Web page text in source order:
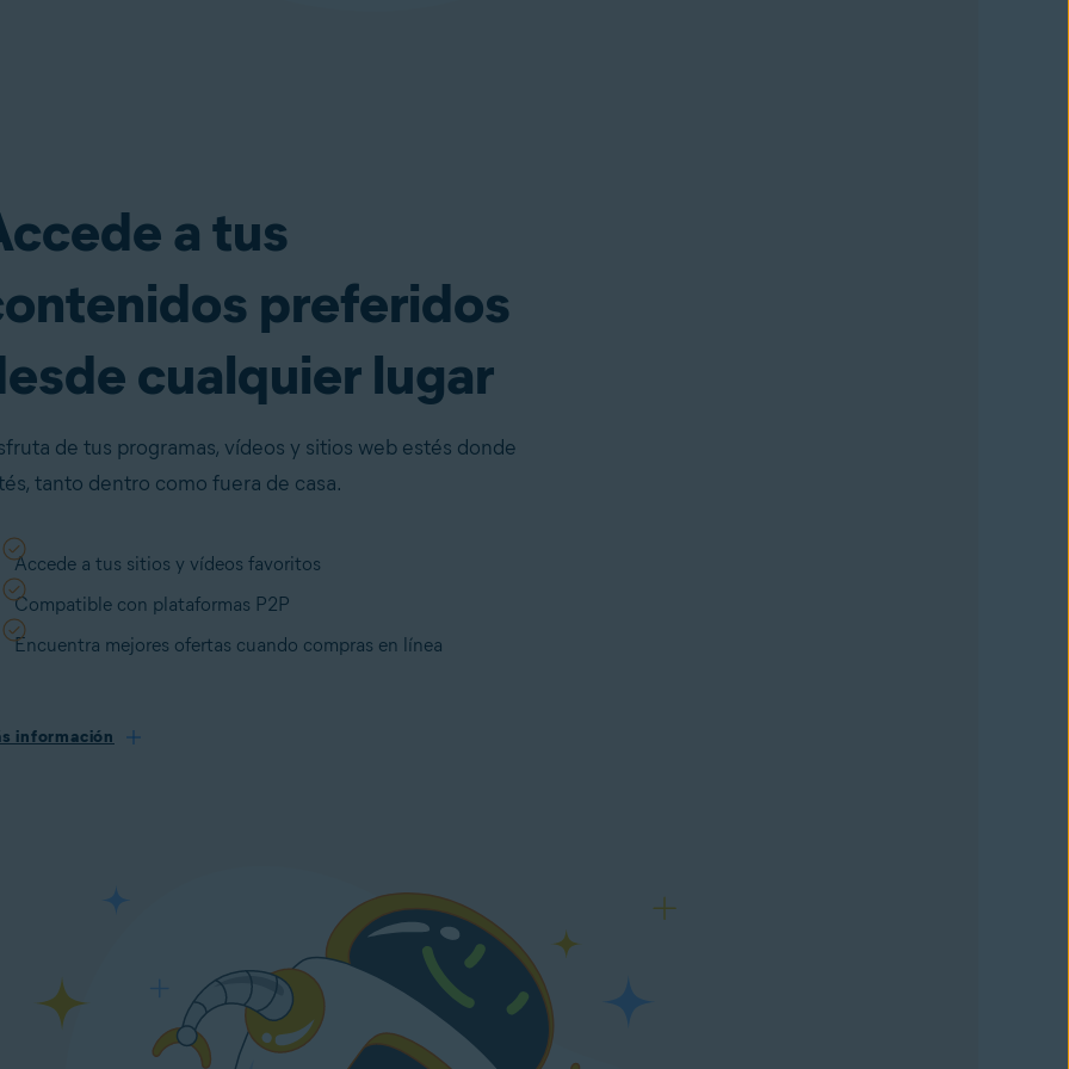
a tus
preferidos
cualquier lugar
de tus programas, vídeos y sitios web estés donde
tanto dentro como fuera de casa.
Accede a tus sitios y vídeos favoritos
Compatible con plataformas P2P
Encuentra mejores ofertas cuando compras en línea
información